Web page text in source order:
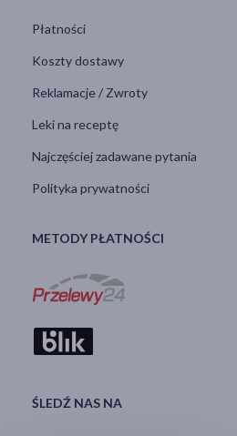
Płatności
Koszty dostawy
Reklamacje / Zwroty
Leki na receptę
Najczęściej zadawane pytania
Polityka prywatności
METODY PŁATNOŚCI
ŚLEDŹ NAS NA